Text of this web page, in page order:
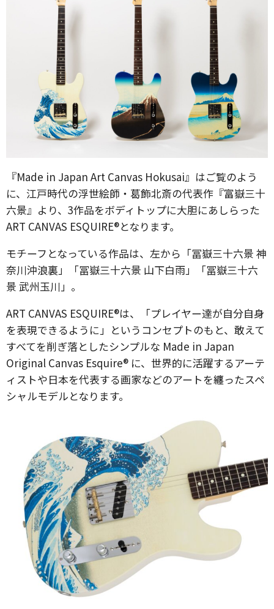
『Made in Japan Art Canvas Hokusai』はご覧のよう
に、江戸時代の浮世絵師・葛飾北斎の代表作『富嶽三十
六景』より、3作品をボディトップに大胆にあしらった
ART CANVAS ESQUIRE®となります。
モチーフとなっている作品は、左から「冨嶽三十六景 神
奈川沖浪裏」「冨嶽三十六景 山下白雨」「冨嶽三十六
景 武州玉川」。
ART CANVAS ESQUIRE®は、「プレイヤー達が自分自身
を表現できるように」というコンセプトのもと、敢えて
すべてを削ぎ落としたシンプルな Made in Japan
Original Canvas Esquire® に、世界的に活躍するアーテ
ィストや日本を代表する画家などのアートを纏ったスペ
シャルモデルとなります。